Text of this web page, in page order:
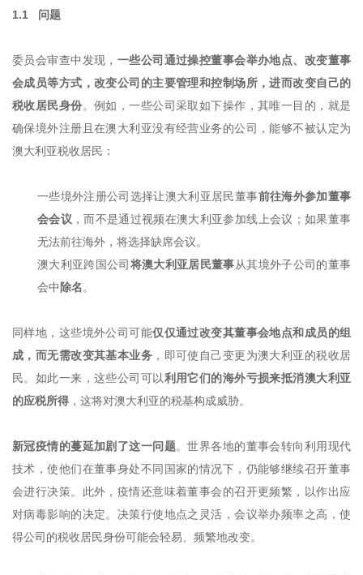
1.1 问题
委员会审查中发现， 一些公司通过操控董事会举办地点、改变董事
会成员等方式，改变公司的主要管理和控制场所，进而改变自己的
税收居民身份。例如，一些公司采取如下操作，其唯一目的，就是
确保境外注册且在澳大利亚没有经营业务的公司，能够不被认定为
澳大利亚税收居民：
一些境外注册公司选择让澳大利亚居民董事前往海外参加董事
会会议 ，而不是通过视频在澳大利亚参加线上会议；如果董事
无法前往海外，将选择缺席会议。
澳大利亚跨国公司 将澳大利亚居民董事从其境外子公司的董事
会中 除名。
同样地，这些境外公司可能仅仅通过改变其董事会地点和成员的组
成，而无需改变其基本业务 ，即可使自己变更为澳大利亚的税收居
民。如此一来，这些公司可以利用它们的海外亏损来抵消澳大利亚
的应税所得 ，这将对澳大利亚的税基构成威胁。
新冠疫情的蔓延加剧了这一问题。世界各地的董事会转向利用现代
技术，使他们在董事身处不同国家的情况下，仍能够继续召开董事
会进行决策。此外，疫情还意味着董事会的召开更频繁，以作出应
对病毒影响的决定。决策行使地点之灵活，会议举办频率之高，使
得公司的税收居民身份可能会轻易、频繁地改变。